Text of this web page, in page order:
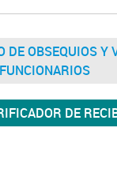
DE OBSEQUIOS Y
FUNCIONARIOS
DE